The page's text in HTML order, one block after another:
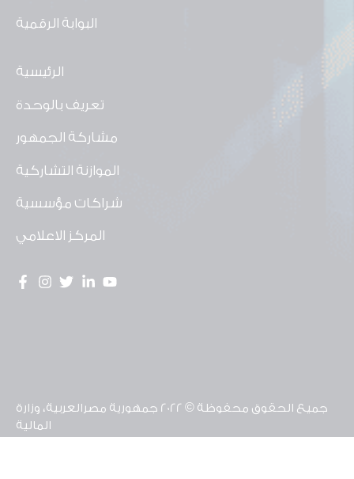
البوابة الرقمية
الرئيسية
تعريف بالوحدة
مشاركة الجمهور
الموازنة التشاركية
شراكات مؤسسية
المركز الاعلامي
جميع الحقوق محفوظة © 2022 جمهورية مصرالعربية، وزارة
المالية